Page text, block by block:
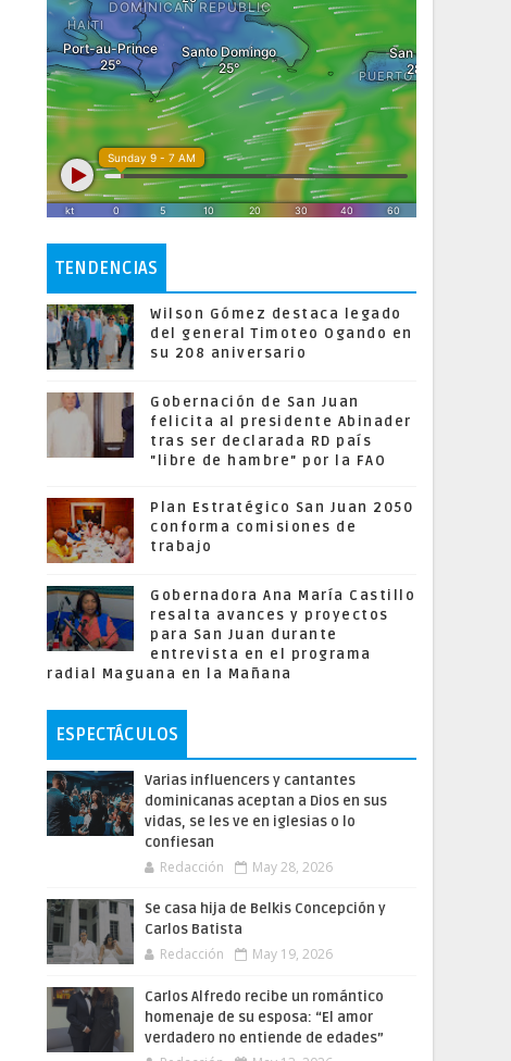
TENDENCIAS
Wilson Gómez destaca legado
del general Timoteo Ogando en
su 208 aniversario
Gobernación de San Juan
felicita al presidente Abinader
tras ser declarada RD país
"libre de hambre" por la FAO
Plan Estratégico San Juan 2050
conforma comisiones de
trabajo
Gobernadora Ana María Castillo
resalta avances y proyectos
para San Juan durante
entrevista en el programa
radial Maguana en la Mañana
ESPECTÁCULOS
Varias influencers y cantantes
dominicanas aceptan a Dios en sus
vidas, se les ve en iglesias o lo
confiesan
Redacción May 28, 2026
Se casa hija de Belkis Concepción y
Carlos Batista
Redacción May 19, 2026
Carlos Alfredo recibe un romántico
homenaje de su esposa: “El amor
verdadero no entiende de edades”